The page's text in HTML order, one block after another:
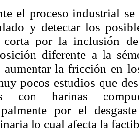
el proceso industrial
y detectar los
corta por la inclusión
diferente a la
aumentar la fricción en
pocos estudios que
con harinas
por el
lo cual afecta la